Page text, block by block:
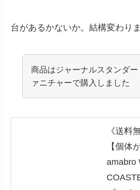
台があるかないか。結構変わりま
商品はジャーナルスタンダー
ァニチャーで購入しました
《送料
【個体
amabro